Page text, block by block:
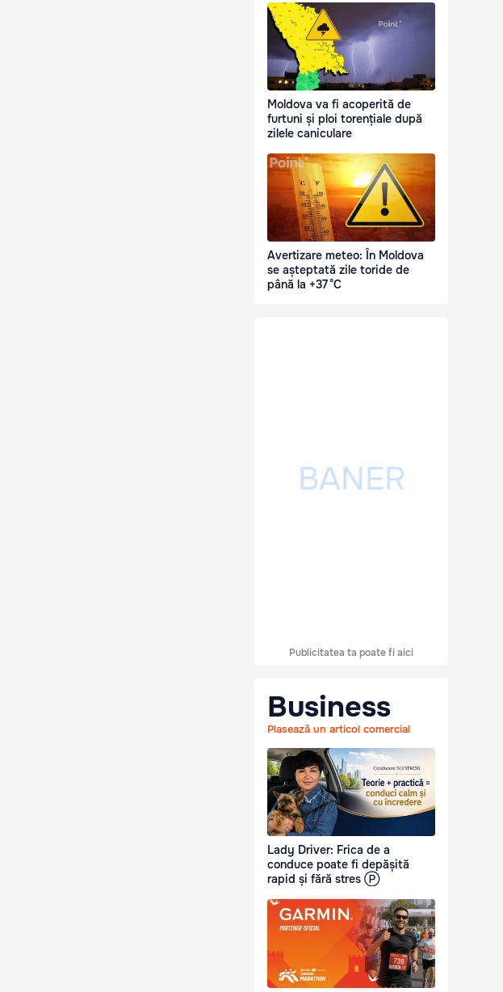
Moldova va fi acoperită de
furtuni și ploi torențiale după
zilele caniculare
Avertizare meteo: În Moldova
se așteptată zile toride de
până la +37 °C
Publicitatea ta poate fi aici
Business
Plasează un articol comercial
Lady Driver: Frica de a
conduce poate fi depășită
rapid și fără stres Ⓟ